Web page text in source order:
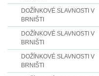
DOŽÍNKOVÉ SLAVNOSTI V
BRNIŠTI
DOŽÍNKOVÉ SLAVNOSTI V
BRNIŠTI
DOŽÍNKOVÉ SLAVNOSTI V
BRNIŠTI